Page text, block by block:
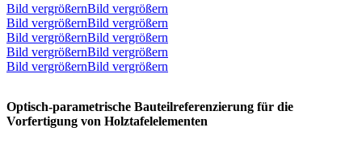
Bild vergrößernBild vergrößern
Bild vergrößernBild vergrößern
Bild vergrößernBild vergrößern
Bild vergrößernBild vergrößern
Bild vergrößernBild vergrößern
Optisch-parametrische Bauteilreferenzierung für die
Vorfertigung von Holztafelelementen